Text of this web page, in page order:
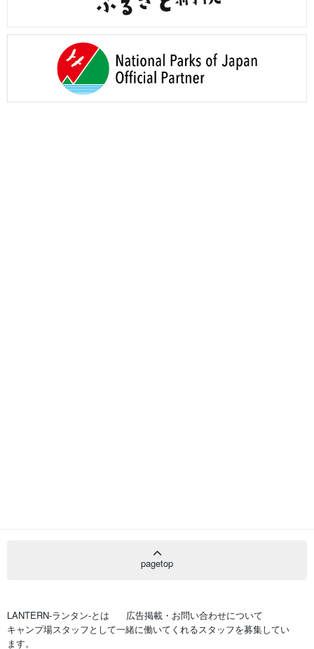
pagetop
LANTERN-ランタン-とは
広告掲載・お問い合わせについて
キャンプ場スタッフとして一緒に働いてくれるスタッフを募集してい
ます。